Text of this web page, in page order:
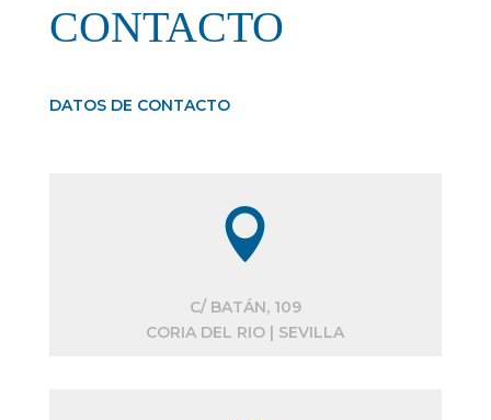
CONTACTO
DATOS DE CONTACTO

C/ BATÁN, 109
CORIA DEL RIO | SEVILLA